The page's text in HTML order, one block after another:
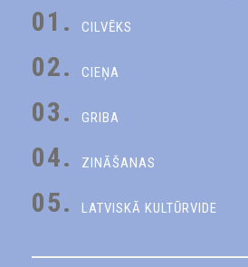
01. CILVĒKS
02. CIEŅA
03. GRIBA
04. ZINĀŠANAS
05. LATVISKĀ KULTŪRVIDE